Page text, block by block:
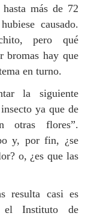
más de 72
causado.
pero qué
bromas hay que
en turno.
la siguiente
ya que de
otras flores”.
y, por fin, ¿se
o, ¿es que las
resulta casi es
el Instituto de